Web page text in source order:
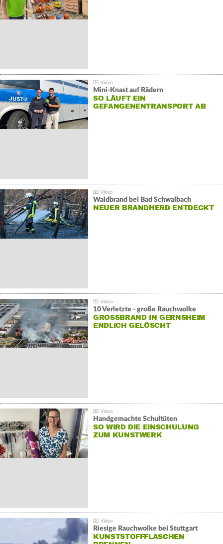
Mini-Knast auf Rädern
SO LÄUFT EIN
GEFANGENENTRANSPORT AB
Waldbrand bei Bad Schwalbach
NEUER BRANDHERD ENTDECKT
10 Verletzte - große Rauchwolke
GROSSBRAND IN GERNSHEIM E
NDLICH GELÖSCHT
Handgemachte Schultüten
SO WIRD DIE EINSCHULUNG
ZUM KUNSTWERK
Riesige Rauchwolke bei Stuttgart
KUNSTSTOFFFLASCHEN